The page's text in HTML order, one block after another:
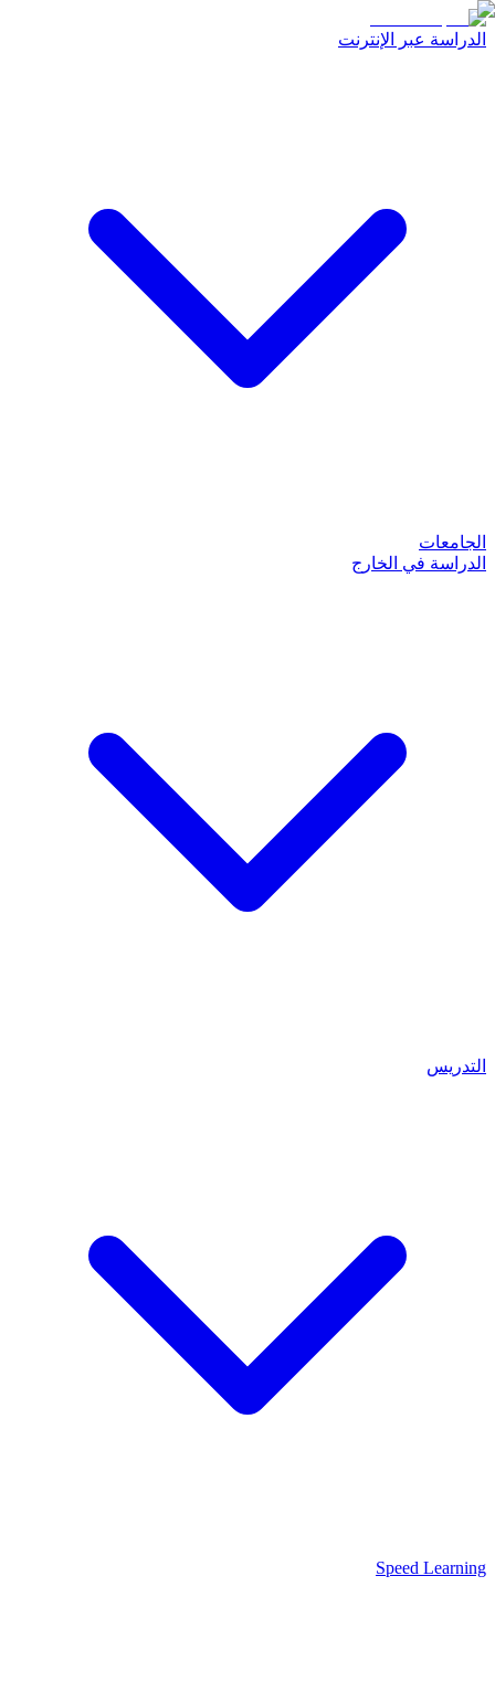
الدراسة عبر الإنترنت
الجامعات
الدراسة في الخارج
التدريس
Speed Learning